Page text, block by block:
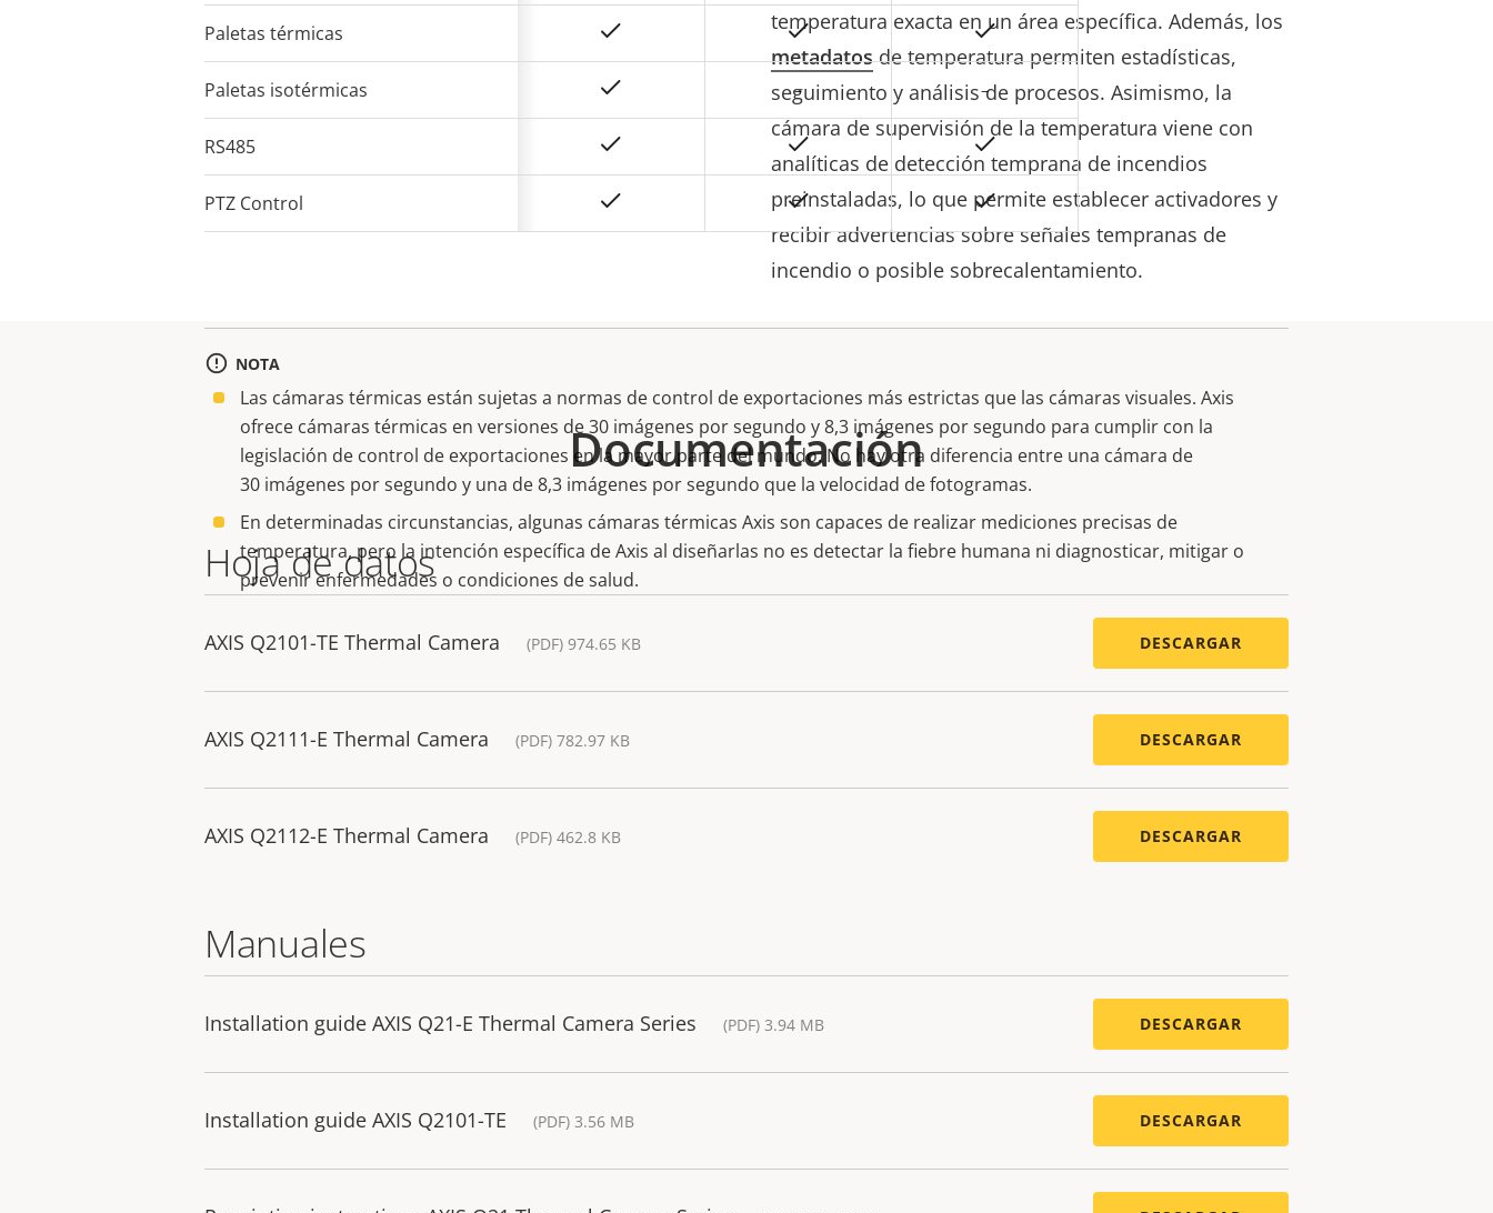
temperatura exacta en un área específica. Además, los
metadatosde temperatura permiten estadísticas,
seguimiento y análisis de procesos. Asimismo, la
cámara de supervisión de la temperatura viene con
analíticas de detección temprana de incendios
preinstaladas, lo que permite establecer activadores y
recibir advertencias sobre señales tempranas de
incendio o posible sobrecalentamiento.
NOTA
Las cámaras térmicas están sujetas a normas de control de exportaciones más estrictas que las cámaras visuales. Axis
ofrece cámaras térmicas en versiones de 30 imágenes por segundo y 8,3 imágenes por segundo para cumplir con la
legislación de control de exportaciones en la mayor parte del mundo. No hay otra diferencia entre una cámara de
30 imágenes por segundo y una de 8,3 imágenes por segundo que la velocidad de fotogramas.
En determinadas circunstancias, algunas cámaras térmicas Axis son capaces de realizar mediciones precisas de
temperatura, pero la intención específica de Axis al diseñarlas no es detectar la fiebre humana ni diagnosticar, mitigar o
prevenir enfermedades o condiciones de salud.
Paletas térmicas
Paletas isotérmicas – –
RS485
PTZ Control
Documentación
Hoja de datos
AXIS Q2101-TE Thermal Camera (PDF) 974.65 KB DESCARGAR
AXIS Q2111-E Thermal Camera (PDF) 782.97 KB DESCARGAR
AXIS Q2112-E Thermal Camera (PDF) 462.8 KB DESCARGAR
Manuales
Installation guide AXIS Q21-E Thermal Camera Series (PDF) 3.94 MB DESCARGAR
Installation guide AXIS Q2101-TE (PDF) 3.56 MB DESCARGAR